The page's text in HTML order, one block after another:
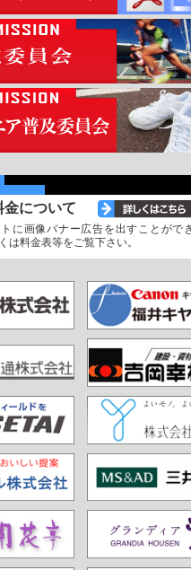
金について
に画像バナー広告を出すことがで
は料金表等をご覧下さい。